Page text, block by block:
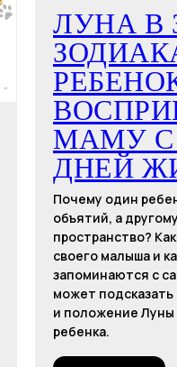
ЛУНА В
МАМУ С
ДНЕЙ
Почему один
объятий, а
пространство?
своего малыша и
запоминаются с
может
и положение Луны
ребенка.